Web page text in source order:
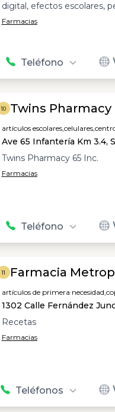
digital, efectos escolares,
Farmacias
Teléfono
10 Twins Pharmacy
artículos escolares,celulares,
Ave 65 Infantería Km 3.4,
Twins Pharmacy 65 Inc.
Farmacias
Teléfono
11 Farmacia
artículos de primera necesidad,
1302 Calle Fernández
Recetas
Farmacias
Teléfonos